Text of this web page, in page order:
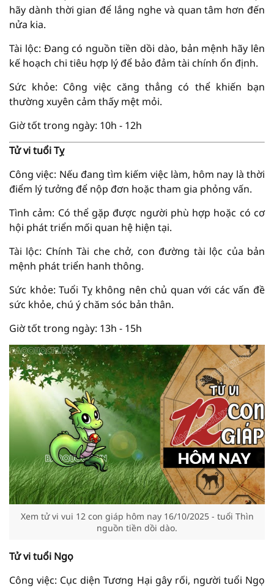
hãy dành thời gian để lắng nghe và quan tâm hơn đến
nửa kia.
Tài lộc: Đang có nguồn tiền dồi dào, bản mệnh hãy lên
kế hoạch chi tiêu hợp lý để bảo đảm tài chính ổn định.
Sức khỏe: Công việc căng thẳng có thể khiến bạn
thường xuyên cảm thấy mệt mỏi.
Giờ tốt trong ngày: 10h - 12h
Tử vi tuổi Tỵ
Công việc: Nếu đang tìm kiếm việc làm, hôm nay là thời
điểm lý tưởng để nộp đơn hoặc tham gia phỏng vấn.
Tình cảm: Có thể gặp được người phù hợp hoặc có cơ
hội phát triển mối quan hệ hiện tại.
Tài lộc: Chính Tài che chở, con đường tài lộc của bản
mệnh phát triển hanh thông.
Sức khỏe: Tuổi Tỵ không nên chủ quan với các vấn đề
sức khỏe, chú ý chăm sóc bản thân.
Giờ tốt trong ngày: 13h - 15h
Xem tử vi vui 12 con giáp hôm nay 16/10/2025 - tuổi Thìn
nguồn tiền dồi dào.
Tử vi tuổi Ngọ
Công việc: Cục diện Tương Hại gây rối, người tuổi Ngọ